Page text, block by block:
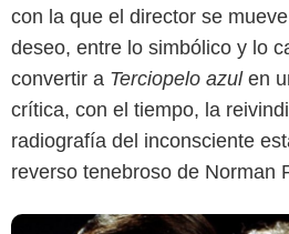
con la que el director se
deseo, entre lo simbólico y lo
convertir a Terciopelo azul en
crítica, con el tiempo, la
radiografía del inconsciente
reverso tenebroso de Norman